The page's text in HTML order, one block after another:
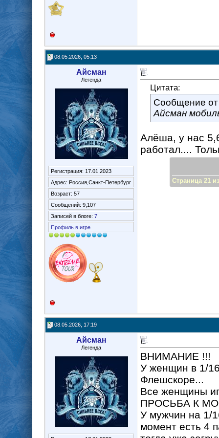
08.05.2026, 05:13
Айсман
Легенда
Регистрация: 17.01.2023
Адрес: Россия,Санкт-Петербург
Возраст: 57
Сообщений: 9,107
Записей в блоге: 7
Профиль в игре
Цитата:
Сообщение
Айсман
Алёша, у нас
работал....
08.05.2026, 17:19
Айсман
Легенда
ВНИМАНИЕ !!!
У женщин в 1/
Флешскоре...
Все женщины
ПРОСЬБА К
У мужчин на 1/
момент есть 4
Страница 21